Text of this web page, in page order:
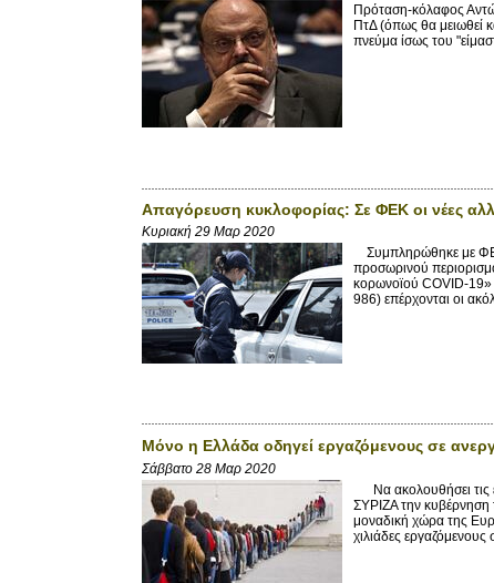
Πρόταση-κόλαφος
ΠτΔ (όπως θα μειωθεί
πνεύμα ίσως του
Απαγόρευση κυκλοφορίας: Σε ΦΕΚ οι νέες
Κυριακή 29 Μαρ 2020
Συμπληρώθηκε με
προσωρινού
κορωνοϊού COVID-
986) επέρχονται οι
Μόνο η Ελλάδα οδηγεί εργαζόμενους σε
Σάββατο 28 Μαρ 2020
Να ακολουθήσει τις
ΣΥΡΙΖΑ την κυβέρνηση
μοναδική χώρα της
χιλιάδες εργαζόμενους